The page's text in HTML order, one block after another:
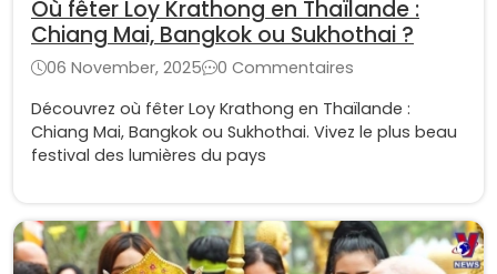
Où fêter Loy Krathong en Thaïlande :
Chiang Mai, Bangkok ou Sukhothai ?
06 November, 2025
0 Commentaires
Découvrez où fêter Loy Krathong en Thaïlande :
Chiang Mai, Bangkok ou Sukhothai. Vivez le plus beau
festival des lumières du pays